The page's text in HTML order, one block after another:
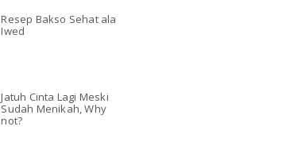
Resep Bakso Sehat ala
Iwed
Jatuh Cinta Lagi Meski
Sudah Menikah, Why
not?